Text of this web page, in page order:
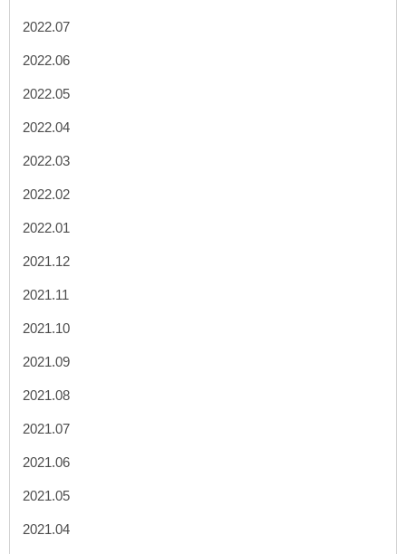
2022.07
2022.06
2022.05
2022.04
2022.03
2022.02
2022.01
2021.12
2021.11
2021.10
2021.09
2021.08
2021.07
2021.06
2021.05
2021.04